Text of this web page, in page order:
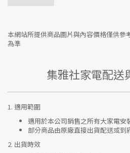
本網站所提供商品圖片與內容價格僅供參
為準
集雅社家電配送
1. 適用範圍
適用於本公司銷售之所有大家電安
部分商品由原廠直接出貨配送或到
2. 出貨時效